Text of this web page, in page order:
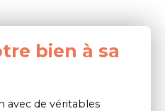
bien à sa
avec de véritables